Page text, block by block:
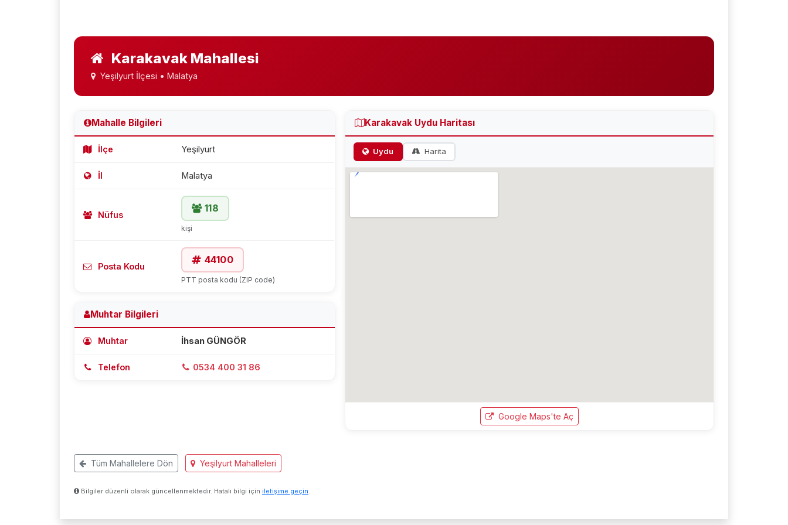
Karakavak Mahallesi
Yeşilyurt İlçesi • Malatya
Mahalle Bilgileri
İlçe Yeşilyurt
İl Malatya
Nüfus
118
kişi
Posta Kodu
44100
PTT posta kodu (ZIP code)
Muhtar Bilgileri
Muhtar İhsan GÜNGÖR
Telefon 0534 400 31 86
Karakavak Uydu Haritası
Uydu Harita
Google Maps'te Aç
Tüm Mahallelere Dön Yeşilyurt Mahalleleri
Bilgiler düzenli olarak güncellenmektedir. Hatalı bilgi için iletişime geçin